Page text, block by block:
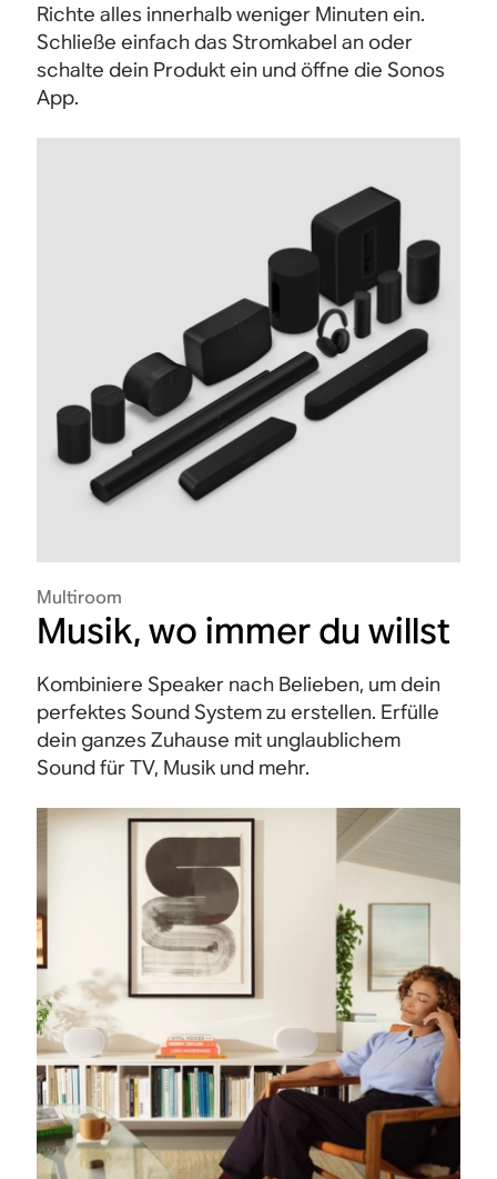
Richte alles innerhalb weniger Minuten ein.
Schließe einfach das Stromkabel an oder
schalte dein Produkt ein und öffne die Sonos
App.
Multiroom
Musik, wo immer du willst
Kombiniere Speaker nach Belieben, um dein
perfektes Sound System zu erstellen. Erfülle
dein ganzes Zuhause mit unglaublichem
Sound für TV, Musik und mehr.